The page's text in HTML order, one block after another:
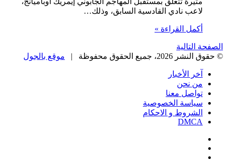
لاعب نادي القادسية السابق، وذلك…
أكمل القراءة »
الصفحة التالية
© حقوق النشر 2026، جميع الحقوق محفوظة |
موقع بالجول
آخر الأخبار
من نحن
تواصل معنا
سياسة الخصوصية
الشروط و الاحكام
DMCA